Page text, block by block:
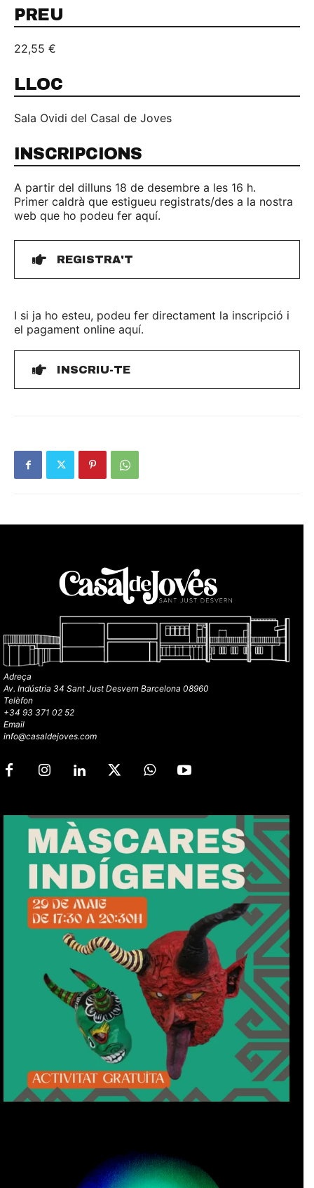
PREU
22,55 €
LLOC
Sala Ovidi del Casal de Joves
INSCRIPCIONS
A partir del dilluns 18 de desembre a les 16 h.
Primer caldrà que estigueu registrats/des a la nostra
web que ho podeu fer aquí.
REGISTRA'T
I si ja ho esteu, podeu fer directament la inscripció i
el pagament online aquí.
INSCRIU-TE
Adreça
Av. Indústria 34 Sant Just Desvern Barcelona 08960
Telèfon
+34 93 371 02 52
Email
info@casaldejoves.com